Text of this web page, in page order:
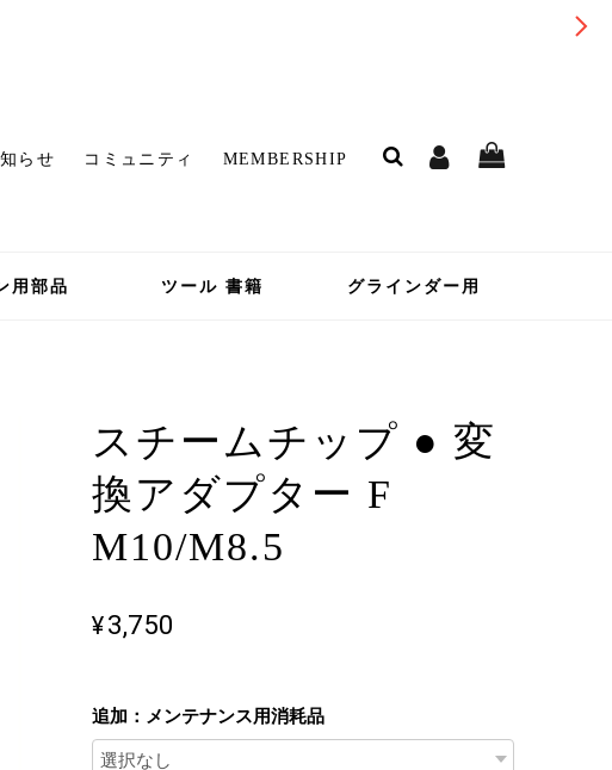
らせ コミュニティ MEMBERSHIP
用部品 ツール 書籍 グラインダー用
スチームチップ ● 変
換アダプター F
M10/M8.5
¥3,750
追加：メンテナンス用消耗品